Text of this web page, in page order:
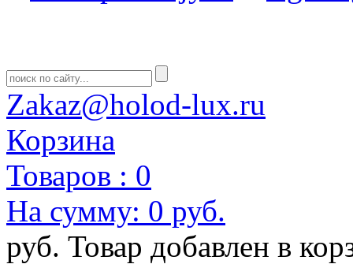
Zakaz@holod-lux.ru
Корзина
Товаров : 0
На сумму: 0 руб.
руб. Товар добавлен в